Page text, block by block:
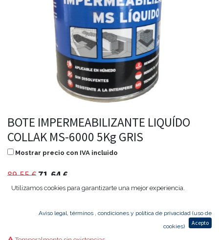
BOTE IMPERMEABILIZANTE LIQUÍDO
COLLAK MS-6000 5Kg GRIS
Mostrar precio con IVA incluido
89,55€ 71,64 €
Agregar al carrito
Utilizamos cookies para garantizarte una mejor experiencia.
Aviso legal, términos , condiciones y política de privacidad (uso de
cookies)
Acepto